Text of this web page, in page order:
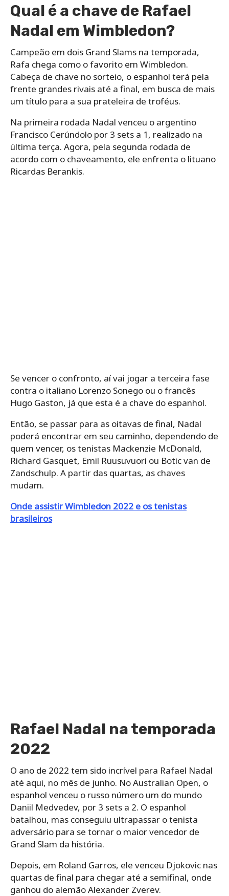
Qual é a chave de Rafael
Nadal em Wimbledon?
Campeão em dois Grand Slams na temporada,
Rafa chega como o favorito em Wimbledon.
Cabeça de chave no sorteio, o espanhol terá pela
frente grandes rivais até a final, em busca de mais
um título para a sua prateleira de troféus.
Na primeira rodada Nadal venceu o argentino
Francisco Cerúndolo por 3 sets a 1, realizado na
última terça. Agora, pela segunda rodada de
acordo com o chaveamento, ele enfrenta o lituano
Ricardas Berankis.
Se vencer o confronto, aí vai jogar a terceira fase
contra o italiano Lorenzo Sonego ou o francês
Hugo Gaston, já que esta é a chave do espanhol.
Então, se passar para as oitavas de final, Nadal
poderá encontrar em seu caminho, dependendo de
quem vencer, os tenistas Mackenzie McDonald,
Richard Gasquet, Emil Ruusuvuori ou Botic van de
Zandschulp. A partir das quartas, as chaves
mudam.
Onde assistir Wimbledon 2022 e os tenistas
brasileiros
Rafael Nadal na temporada
2022
O ano de 2022 tem sido incrível para Rafael Nadal
até aqui, no mês de junho. No Australian Open, o
espanhol venceu o russo número um do mundo
Daniil Medvedev, por 3 sets a 2. O espanhol
batalhou, mas conseguiu ultrapassar o tenista
adversário para se tornar o maior vencedor de
Grand Slam da história.
Depois, em Roland Garros, ele venceu Djokovic nas
quartas de final para chegar até a semifinal, onde
ganhou do alemão Alexander Zverev.